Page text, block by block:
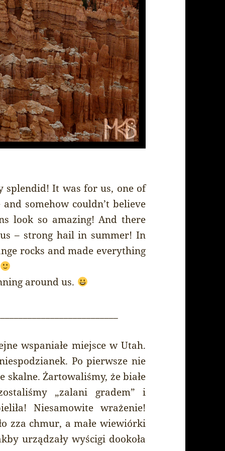
splendid! It was for us, one of
somehow couldn’t believe
look so amazing! And there
– strong hail in summer! In
rocks and made everything
around us.
wspaniałe miejsce w Utah.
Po pierwsze nie
Żartowaliśmy, że białe
„zalani gradem” i
Niesamowite wrażenie!
zza chmur, a małe wiewiórki
urządzały wyścigi dookoła